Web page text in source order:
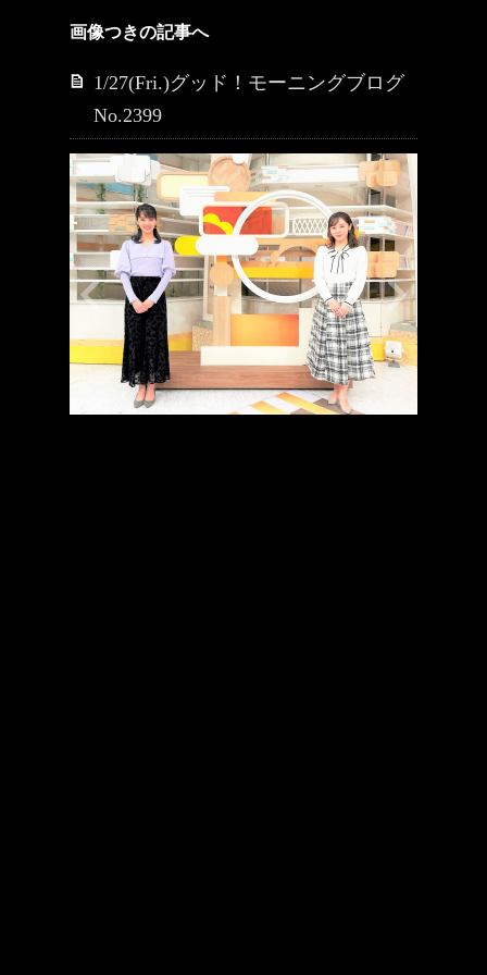
画像つきの記事へ
1/27(Fri.)グッド！モーニングブログ
No.2399